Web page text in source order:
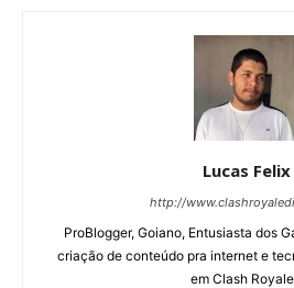
Lucas Felix
http://
ProBlogger, Goiano, Entusiasta dos
criação de conteúdo pra internet e
em Clash